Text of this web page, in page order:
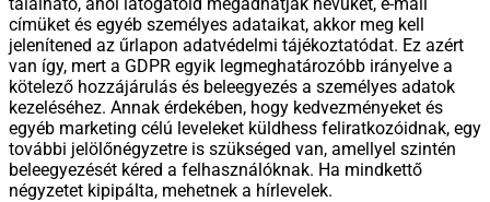
címüket és egyéb személyes adataikat, akkor meg kell
jelenítened az űrlapon adatvédelmi tájékoztatódat. Ez azért
van így, mert a GDPR egyik legmeghatározóbb irányelve a
kötelező hozzájárulás és beleegyezés a személyes adatok
kezeléséhez. Annak érdekében, hogy kedvezményeket és
egyéb marketing célú leveleket küldhess feliratkozóidnak, egy
további jelölőnégyzetre is szükséged van, amellyel szintén
beleegyezését kéred a felhasználóknak. Ha mindkettő
négyzetet kipipálta, mehetnek a hírlevelek.